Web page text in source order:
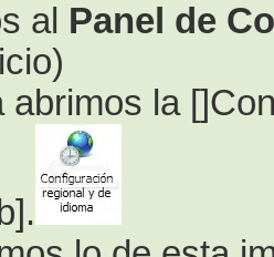
al Panel de
abrimos la